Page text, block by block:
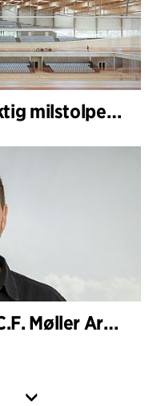
Aarhus-Hallen når en viktig milstolpe i den pågående skissprocessen
Ny avdelningschef hos C.F. Møller Architects i Köpenhamn